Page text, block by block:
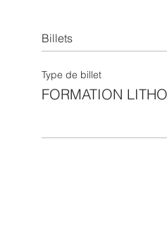
Billets
Type de billet
FORMATION